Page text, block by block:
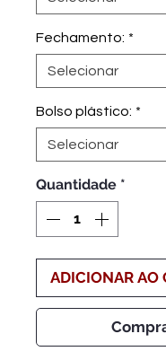
Fechamento: *
Bolso plástico: *
Quantidade *
ADICIONAR AO